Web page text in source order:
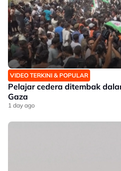
VIDEO TERKINI & POPULAR
Pelajar cedera ditembak
Gaza
1 day ago